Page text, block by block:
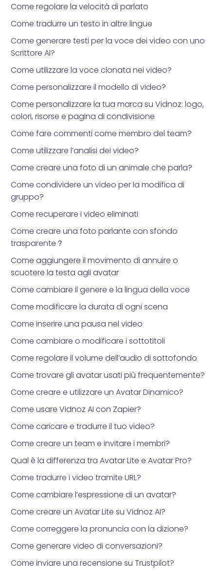
Come regolare la velocità di parlato
Come tradurre un testo in altre lingue
Come generare testi per la voce dei video con uno
Scrittore AI?
Come utilizzare la voce clonata nei video?
Come personalizzare il modello di video?
Come personalizzare la tua marca su Vidnoz: logo,
colori, risorse e pagina di condivisione
Come fare commenti come membro del team?
Come utilizzare l’analisi dei video?
Come creare una foto di un animale che parla?
Come condividere un video per la modifica di
gruppo?
Come recuperare i video eliminati
Come creare una foto parlante con sfondo
trasparente？
Come aggiungere il movimento di annuire o
scuotere la testa agli avatar
Come cambiare il genere e la lingua della voce
Come modificare la durata di ogni scena
Come inserire una pausa nel video
Come cambiare o modificare i sottotitoli
Come regolare il volume dell’audio di sottofondo
Come trovare gli avatar usati più frequentemente?
Come creare e utilizzare un Avatar Dinamico?
Come usare Vidnoz AI con Zapier?
Come caricare e tradurre il tuo video?
Come creare un team e invitare i membri?
Qual è la differenza tra Avatar Lite e Avatar Pro?
Come tradurre i video tramite URL?
Come cambiare l’espressione di un avatar?
Come creare un Avatar Lite su Vidnoz AI?
Come correggere la pronuncia con la dizione?
Come generare video di conversazioni?
Come inviare una recensione su Trustpilot?